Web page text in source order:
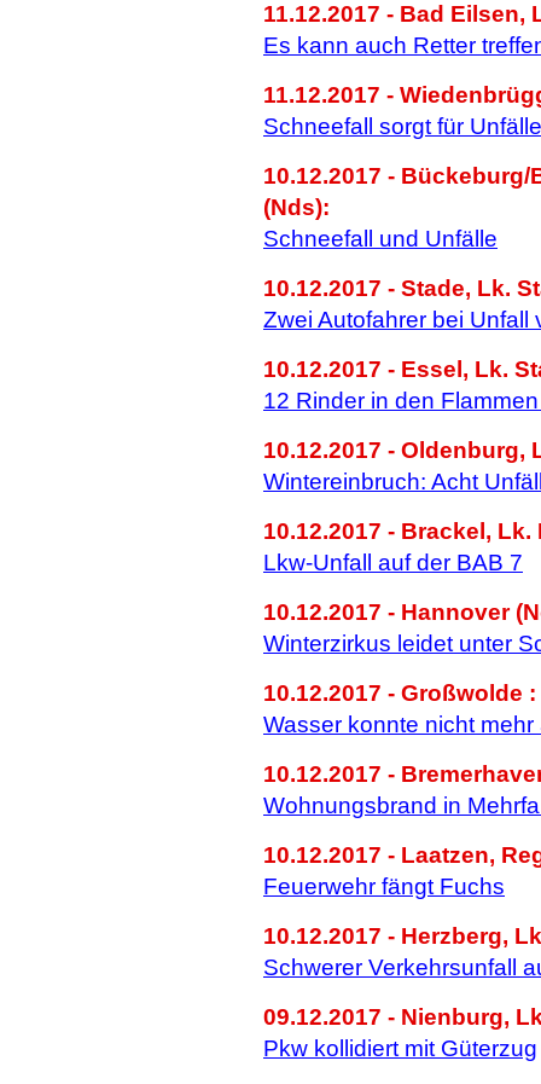
11.12.2017 - Bad Eilsen,
Es kann auch Retter
11.12.2017 -
Schneefall sorgt für Unfälle
10.12.2017 -
(Nds):
Schneefall und Unfälle
10.12.2017 - Stade, Lk.
Zwei Autofahrer bei Unfall
10.12.2017 - Essel, Lk.
12 Rinder in den
10.12.2017 - Oldenburg,
Wintereinbruch: Acht
10.12.2017 - Brackel,
Lkw-Unfall auf der BAB 7
10.12.2017 - Hannover
Winterzirkus leidet unter
10.12.2017 - Großwolde :
Wasser konnte nicht
10.12.2017 -
Wohnungsbrand in
10.12.2017 - Laatzen,
Feuerwehr fängt Fuchs
10.12.2017 - Herzberg,
Schwerer Verkehrsunfall
09.12.2017 - Nienburg,
Pkw kollidiert mit Güterzug